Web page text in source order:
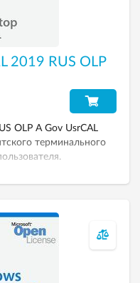
2019 RUS OLP
OLP A Gov UsrCAL
терминального